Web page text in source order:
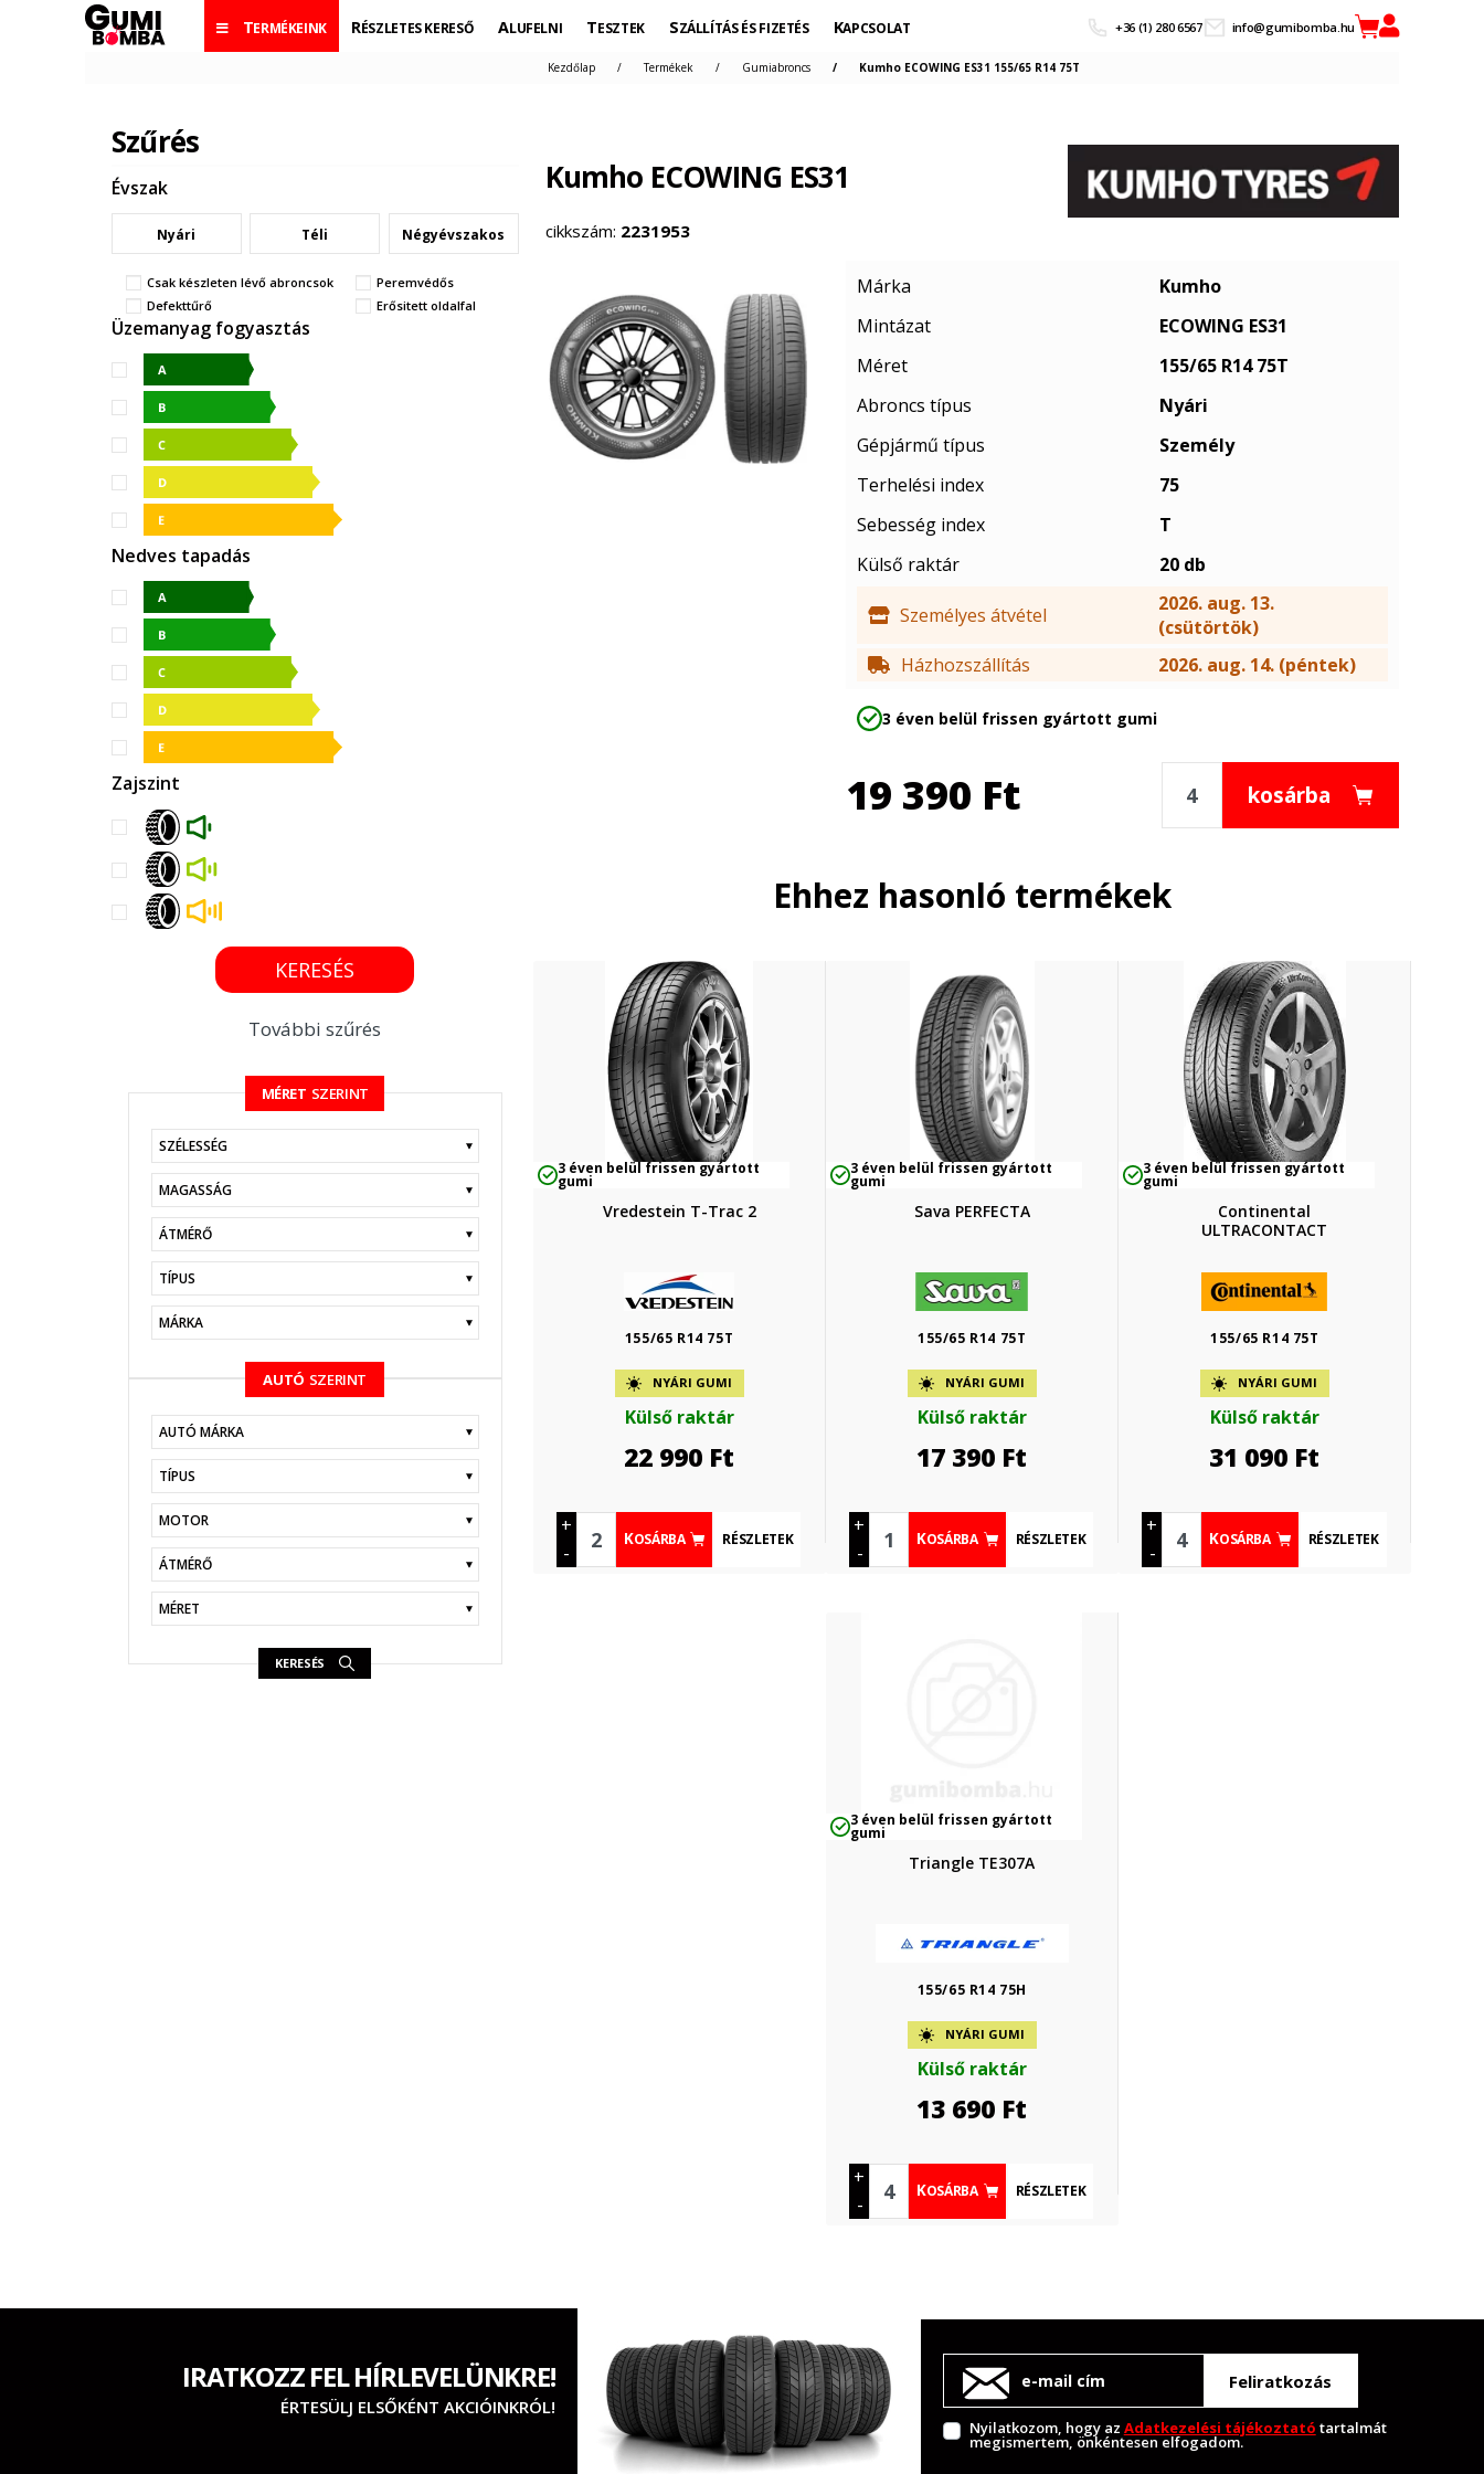
TERMÉKEINK RÉSZLETES KERESŐ ALUFELNI TESZTEK SZÁLLÍTÁS ÉS FIZETÉS KAPCSOLAT +36 (1) 280 6567 info@gumibomba.hu
Szűrés
Évszak
Nyári Téli Négyévszakos
Csak készleten lévő abroncsok
Peremvédős
Defekttűrő
Erősitett oldalfal
Üzemanyag fogyasztás
Nedves tapadás
Zajszint
KERESÉS
További szűrés
MÉRET SZERINT
KERESÉS
AUTÓ SZERINT
KERESÉS
Kezdőlap Termékek Gumiabroncs Kumho ECOWING ES31 155/65 R14 75T
Kumho ECOWING ES31
cikkszám: 2231953
Márka
Kumho
Mintázat
ECOWING ES31
Méret
155/65 R14 75T
Abroncs típus
Nyári
Gépjármű típus
Személy
Terhelési index
75
Sebesség index
T
Külső raktár
20 db
Személyes átvétel
2026. aug. 13.
(csütörtök)
Házhozszállítás
2026. aug. 14. (péntek)
3 éven belül frissen gyártott gumi
19 390 Ft kosárba
Ehhez hasonló termékek
3 éven belül frissen gyártott
gumi
Vredestein T-Trac 2
155/65 R14 75T
NYÁRI GUMI
Külső raktár
22 990 Ft
+
-
KOSÁRBA RÉSZLETEK
3 éven belül frissen gyártott
gumi
Sava PERFECTA
155/65 R14 75T
NYÁRI GUMI
Külső raktár
17 390 Ft
+
-
KOSÁRBA RÉSZLETEK
3 éven belül frissen gyártott
gumi
Continental
ULTRACONTACT
155/65 R14 75T
NYÁRI GUMI
Külső raktár
31 090 Ft
+
-
KOSÁRBA RÉSZLETEK
3 éven belül frissen gyártott
gumi
Triangle TE307A
155/65 R14 75H
NYÁRI GUMI
Külső raktár
13 690 Ft
+
-
KOSÁRBA RÉSZLETEK
IRATKOZZ FEL HÍRLEVELÜNKRE!
ÉRTESÜLJ ELSŐKÉNT AKCIÓINKRÓL!
Feliratkozás
Nyilatkozom, hogy az Adatkezelési tájékoztató tartalmát
megismertem, önkéntesen elfogadom.